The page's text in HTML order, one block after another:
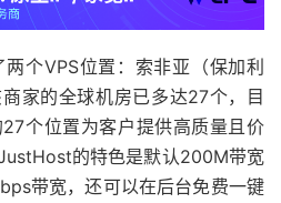
个VPS位置：索非亚（保加利
家的全球机房已多达27个，目
个位置为客户提供高质量且价
的特色是默认200M带宽
带宽，还可以在后台免费一键